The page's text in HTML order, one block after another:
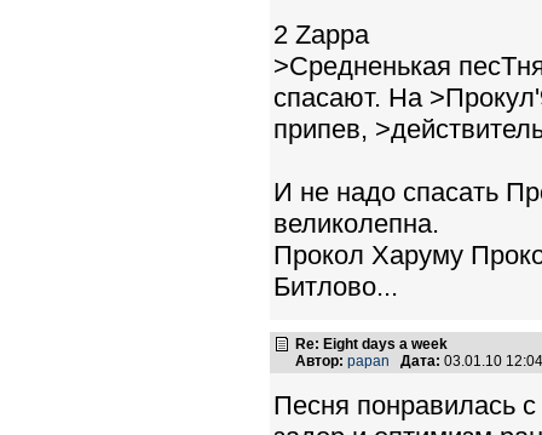
2 Zappa
>Средненькая
спасают. На
припев,
И не надо спасать
великолепна.
Прокол Харуму
Битлово...
Re: Eight days a week
Автор: papan Дата: 03.01.10
Песня понравилась